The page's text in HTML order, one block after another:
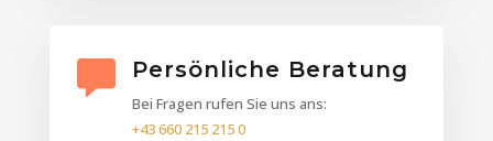
Persönliche Beratung
Bei Fragen rufen Sie uns ans:
+43 660 215 215 0